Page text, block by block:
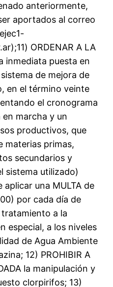
anteriormente,
aportados al correo
ORDENAR A LA
inmediata puesta en
de mejora de
en el término veinte
el cronograma
marcha y un
productivos, que
materias primas,
secundarios y
sistema utilizado)
una MULTA de
por cada día de
a la
especial, a los niveles
de Agua Ambiente
12) PROHIBIR A
la manipulación y
clorpirifos; 13)